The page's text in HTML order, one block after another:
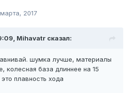
2017
Mihavatr сказал:
шумка лучше, материалы
колесная база длиннее на 15
плавность хода